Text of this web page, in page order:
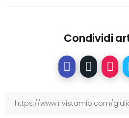
Condividi